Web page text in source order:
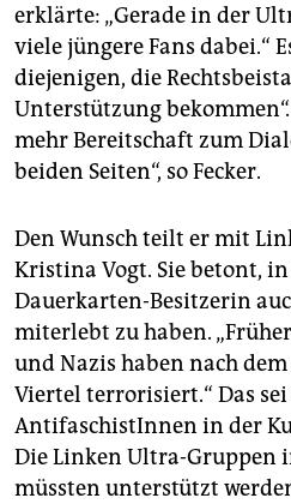
erklärte: „Gerade in der
viele jüngere Fans dabei.“
diejenigen, die
Unterstützung
mehr Bereitschaft zum
beiden Seiten“, so Fecker.
Den Wunsch teilt er mit
Kristina Vogt. Sie betont,
Dauerkarten-Besitzerin
miterlebt zu haben.
und Nazis haben nach
Viertel terrorisiert.“ Das
AntifaschistInnen in der
Die Linken Ultra-Gruppen
müssten unterstützt